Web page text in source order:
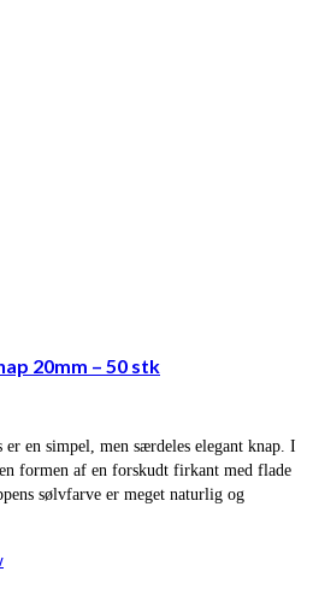
20mm – 50 stk
en simpel, men særdeles elegant knap. I
formen af en forskudt firkant med flade
sølvfarve er meget naturlig og